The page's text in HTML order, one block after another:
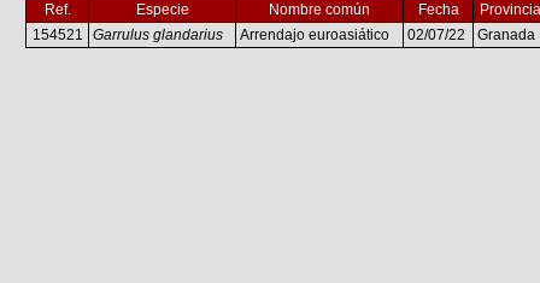
Ref. Especie Nombre común Fecha
Provincia
154521
Garrulus glandarius Arrendajo euroasiático 02/07/22 Granada